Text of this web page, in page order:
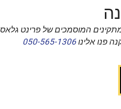
המוסמכים של פרינט גלאס
פנו אלינו050-565-1306